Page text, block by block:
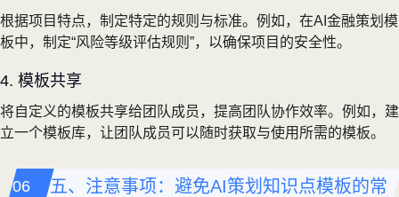
根据项目特点，制定特定的规则与标准。例如，在AI金融策划模
板中，制定“风险等级评估规则”，以确保项目的安全性。
4. 模板共享
将自定义的模板共享给团队成员，提高团队协作效率。例如，建
立一个模板库，让团队成员可以随时获取与使用所需的模板。
五、注意事项：避免AI策划知识点模板的常